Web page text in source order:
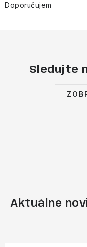
Doporučujem
Sledujte
Aktuálne